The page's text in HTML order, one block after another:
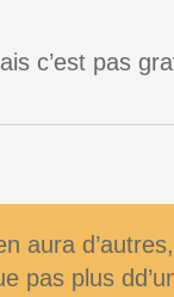
c’est pas
aura
pas plus